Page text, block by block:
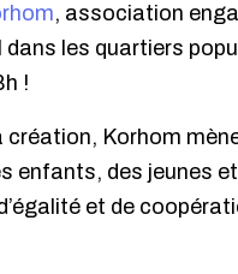
, association
dans les quartiers
!
création, Korhom
enfants, des jeunes
et de